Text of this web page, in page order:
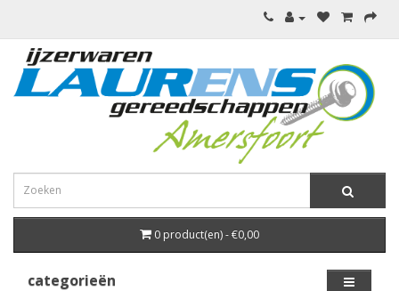
0 product(en) - €0,00
categorieën